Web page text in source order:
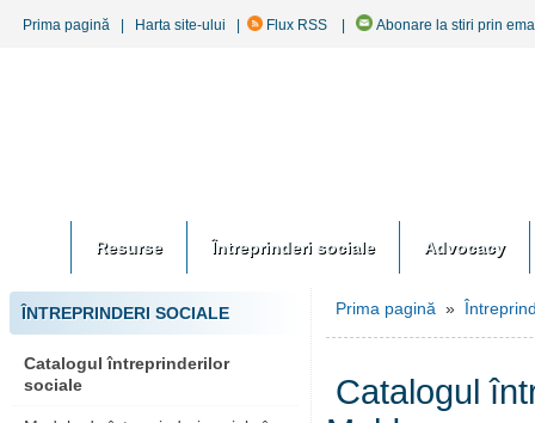
Prima pagină Harta site-ului Flux RSS Abonare la stiri prin
Resurse Întreprinderi sociale Advocacy
ÎNTREPRINDERI SOCIALE
Catalogul întreprinderilor
sociale
Prima pagină »
Catalogul